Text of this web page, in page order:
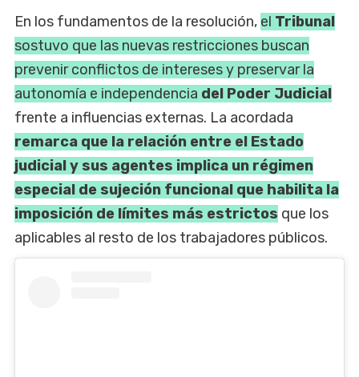
En los fundamentos de la resolución, el Tribunal
sostuvo que las nuevas restricciones buscan
prevenir conflictos de intereses y preservar la
autonomía e independencia del Poder Judicial
frente a influencias externas. La acordada
remarca que la relación entre el Estado
judicial y sus agentes implica un régimen
especial de sujeción funcional que habilita la
imposición de límites más estrictos que los
aplicables al resto de los trabajadores públicos.